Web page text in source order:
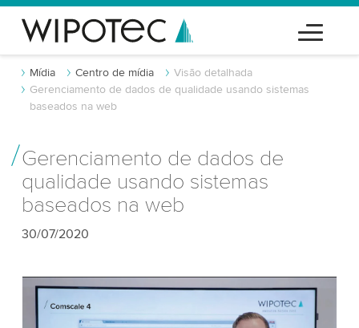
Mídia Centro de mídia
Visão detalhada
Gerenciamento de dados de qualidade usando sistemas
baseados na web
Gerenciamento de dados de
qualidade usando sistemas
baseados na web
30/07/2020
Precisamos do seu consentimento para
carregar o serviço de vídeo do YouTube!